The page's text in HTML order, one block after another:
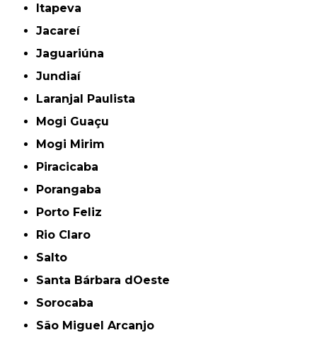
Itapeva
Jacareí
Jaguariúna
Jundiaí
Laranjal Paulista
Mogi Guaçu
Mogi Mirim
Piracicaba
Porangaba
Porto Feliz
Rio Claro
Salto
Santa Bárbara dOeste
Sorocaba
São Miguel Arcanjo